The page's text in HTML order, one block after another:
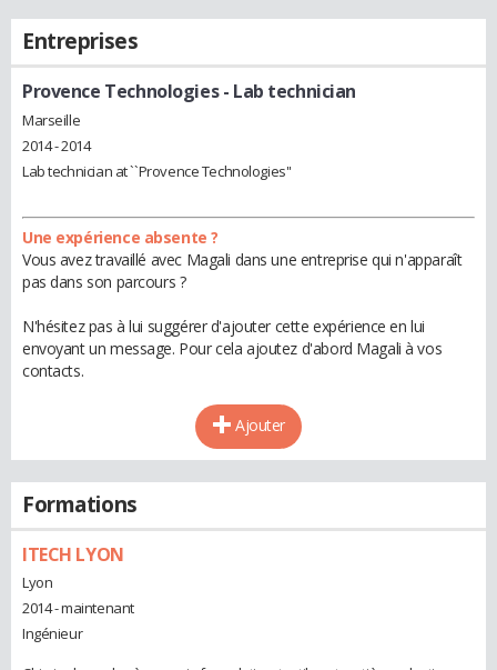
Entreprises
Provence Technologies- Lab technician
Marseille
2014 - 2014
Lab technician at ``Provence Technologies''
Une expérience absente ?
Vous avez travaillé avec Magali dans une entreprise qui n'apparaît
pas dans son parcours ?
N'hésitez pas à lui suggérer d'ajouter cette expérience en lui
envoyant un message. Pour cela ajoutez d'abord Magali à vos
contacts.
Ajouter
Formations
ITECH LYON
Lyon
2014 - maintenant
Ingénieur